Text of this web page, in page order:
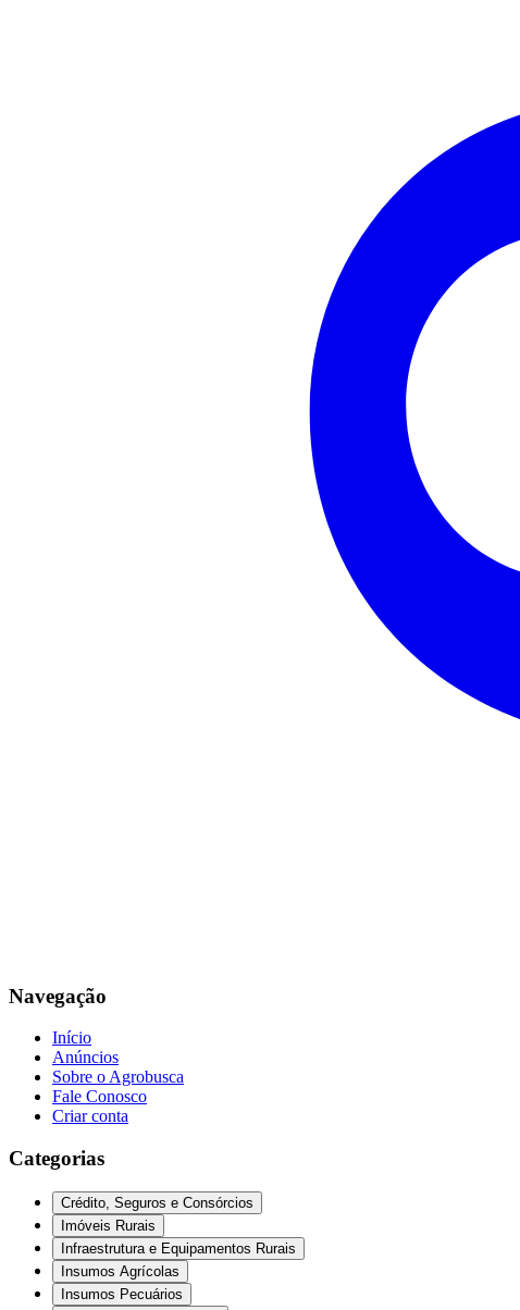
Navegação
Início
Anúncios
Sobre o Agrobusca
Fale Conosco
Criar conta
Categorias
Crédito, Seguros e Consórcios
Imóveis Rurais
Infraestrutura e Equipamentos Rurais
Insumos Agrícolas
Insumos Pecuários